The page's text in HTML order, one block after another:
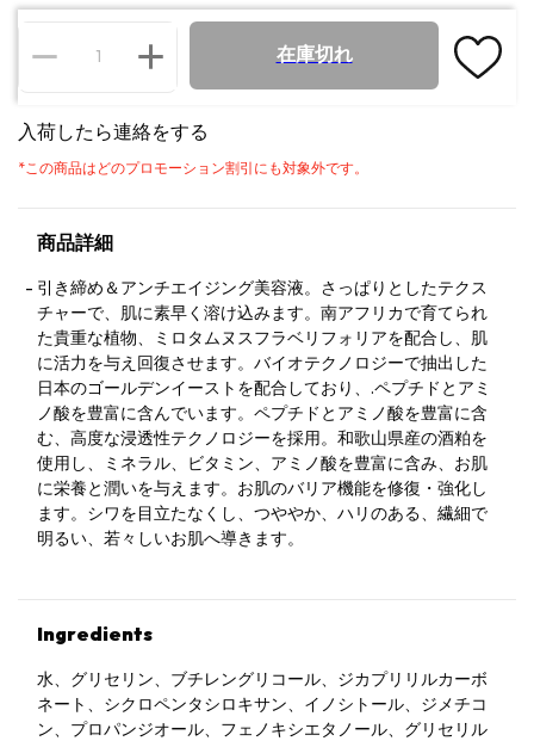
在庫切れ
入荷したら連絡をする
*この商品はどのプロモーション割引にも対象外です。
商品詳細
引き締め＆アンチエイジング美容液。さっぱりとしたテクス
チャーで、肌に素早く溶け込みます。南アフリカで育てられ
た貴重な植物、ミロタムヌスフラベリフォリアを配合し、肌
に活力を与え回復させます。バイオテクノロジーで抽出した
日本のゴールデンイーストを配合しており、.ペプチドとアミ
ノ酸を豊富に含んでいます。ペプチドとアミノ酸を豊富に含
む、高度な浸透性テクノロジーを採用。和歌山県産の酒粕を
使用し、ミネラル、ビタミン、アミノ酸を豊富に含み、お肌
に栄養と潤いを与えます。お肌のバリア機能を修復・強化し
ます。シワを目立たなくし、つややか、ハリのある、繊細で
明るい、若々しいお肌へ導きます。
Ingredients
水、グリセリン、ブチレングリコール、ジカプリリルカーボ
ネート、シクロペンタシロキサン、イノシトール、ジメチコ
ン、プロパンジオール、フェノキシエタノール、グリセリル